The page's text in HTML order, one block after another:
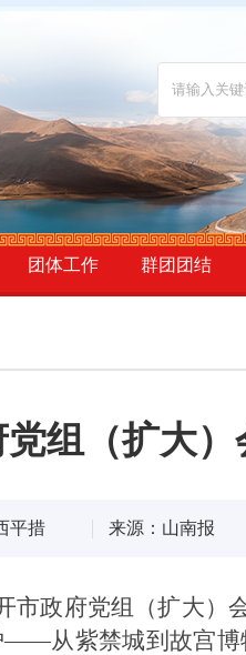
团体工作 群团团结
组（扩大）
平措 来源：山南报
市政府党组（扩大）
从紫禁城到故宫博